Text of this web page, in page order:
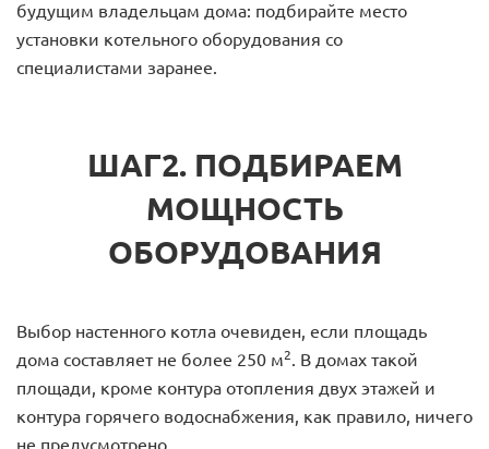
будущим владельцам дома: подбирайте место
установки котельного оборудования со
специалистами заранее.
ШАГ2. ПОДБИРАЕМ
МОЩНОСТЬ
ОБОРУДОВАНИЯ
Выбор настенного котла очевиден, если площадь
дома составляет не более 250 м2. В домах такой
площади, кроме контура отопления двух этажей и
контура горячего водоснабжения, как правило, ничего
не предусмотрено.